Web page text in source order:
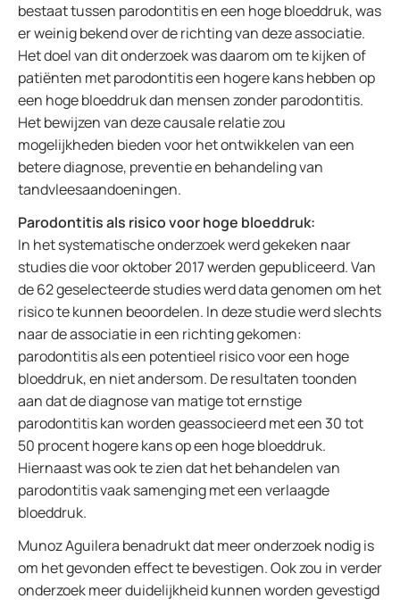
bestaat tussen parodontitis en een hoge bloeddruk, was
er weinig bekend over de richting van deze associatie.
Het doel van dit onderzoek was daarom om te kijken of
patiënten met parodontitis een hogere kans hebben op
een hoge bloeddruk dan mensen zonder parodontitis.
Het bewijzen van deze causale relatie zou
mogelijkheden bieden voor het ontwikkelen van een
betere diagnose, preventie en behandeling van
tandvleesaandoeningen.
Parodontitis als risico voor hoge bloeddruk:
In het systematische onderzoek werd gekeken naar
studies die voor oktober 2017 werden gepubliceerd. Van
de 62 geselecteerde studies werd data genomen om het
risico te kunnen beoordelen. In deze studie werd slechts
naar de associatie in een richting gekomen:
parodontitis als een potentieel risico voor een hoge
bloeddruk, en niet andersom. De resultaten toonden
aan dat de diagnose van matige tot ernstige
parodontitis kan worden geassocieerd met een 30 tot
50 procent hogere kans op een hoge bloeddruk.
Hiernaast was ook te zien dat het behandelen van
parodontitis vaak samenging met een verlaagde
bloeddruk.
Munoz Aguilera benadrukt dat meer onderzoek nodig is
om het gevonden effect te bevestigen. Ook zou in verder
onderzoek meer duidelijkheid kunnen worden gevestigd